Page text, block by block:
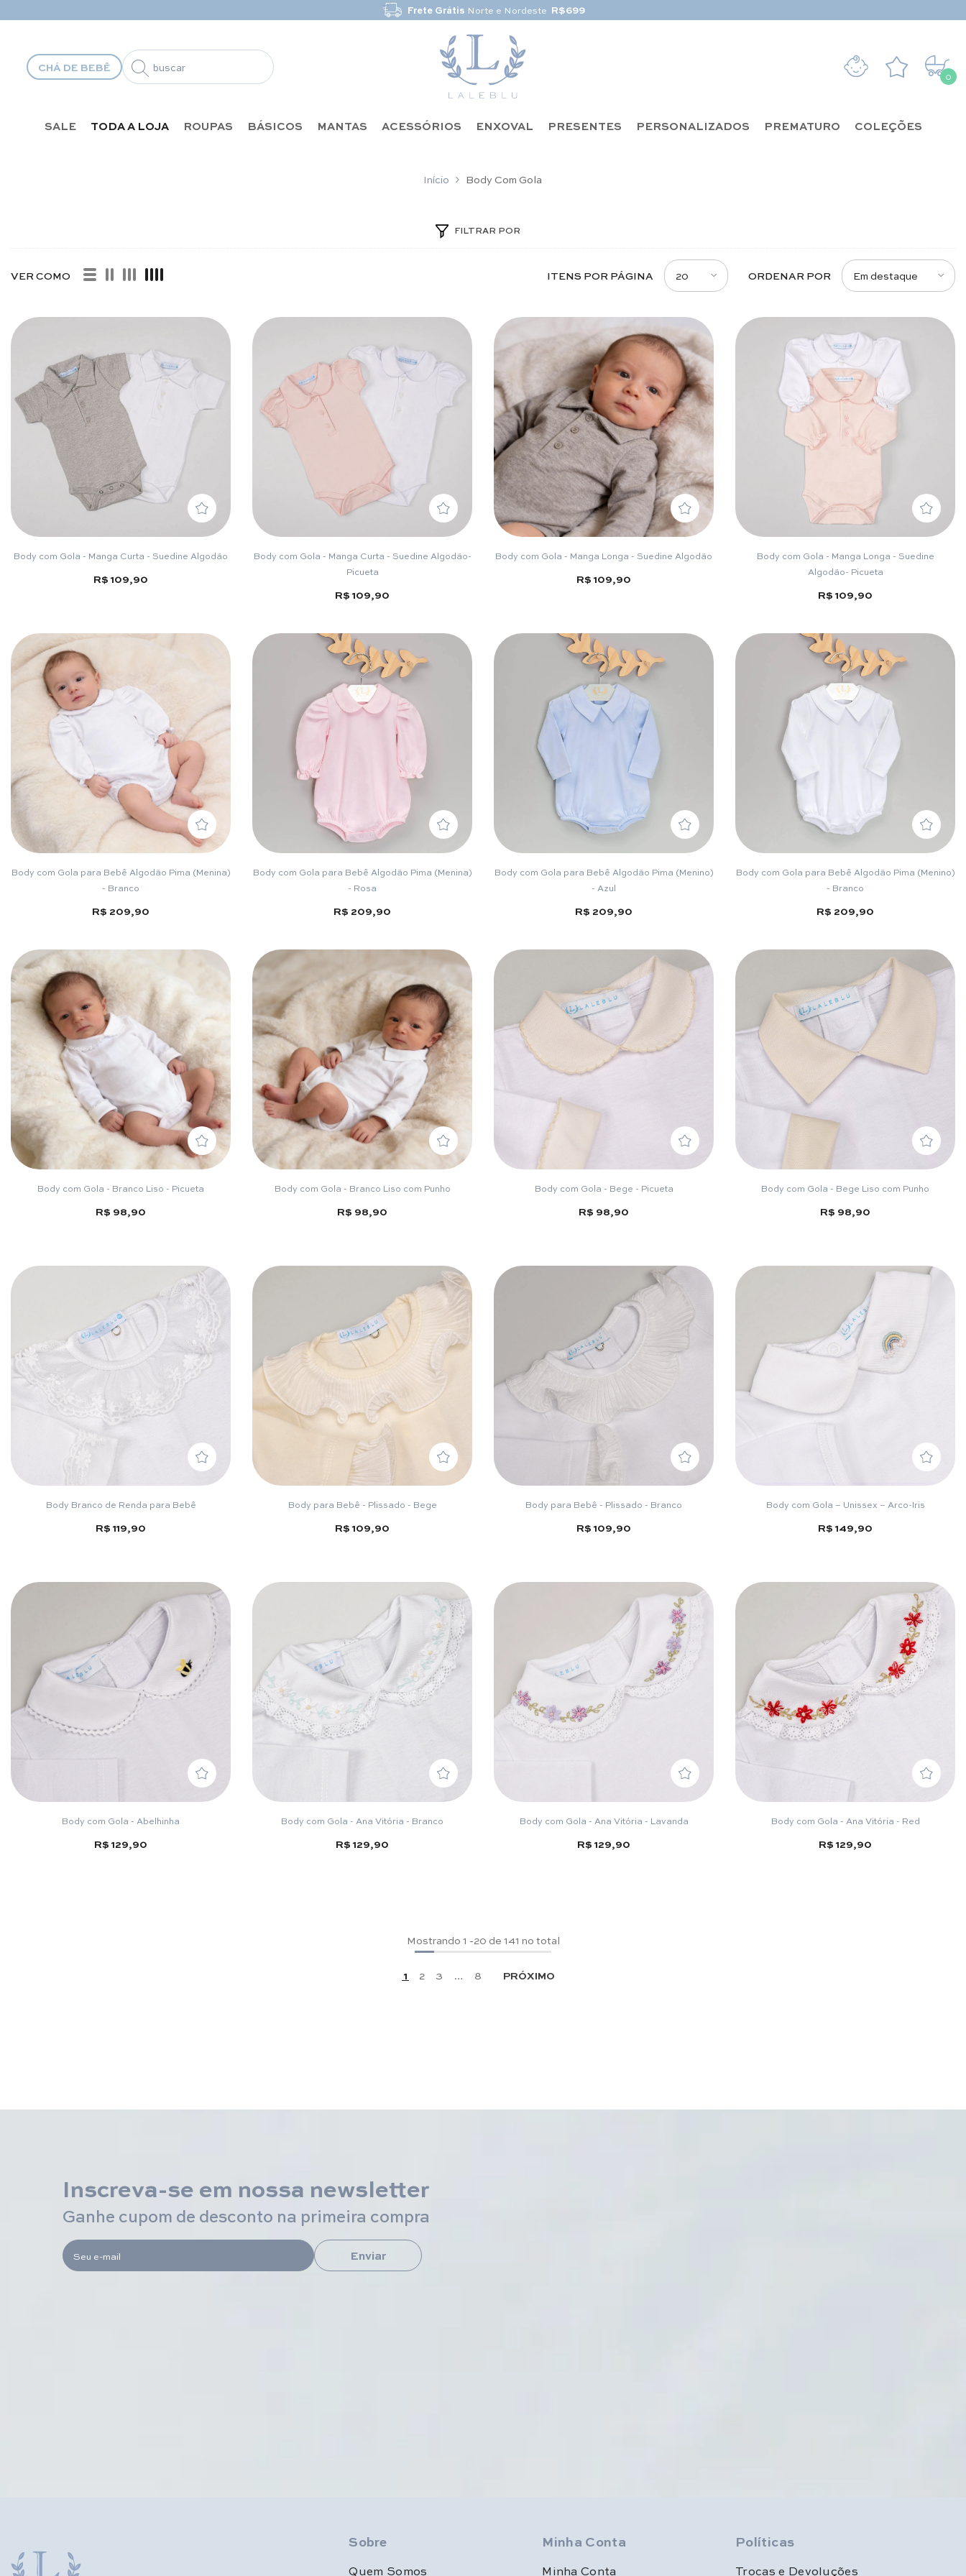
Frete Grátis Norte e Nordeste R$699
CHÁ DE BEBÊ
0
0
SALE TODA A LOJA ROUPAS BÁSICOS MANTAS ACESSÓRIOS ENXOVAL PRESENTES PERSONALIZADOS PREMATURO COLEÇÕES
Início Body Com Gola
FILTRAR POR
VER COMO ITENS POR PÁGINA 20 ORDENAR POR Em destaque
Body com Gola - Manga Curta - Suedine Algodão
R$ 109,90
Body com Gola - Manga Curta - Suedine Algodão-
Picueta
R$ 109,90
Body com Gola - Manga Longa - Suedine Algodão
R$ 109,90
Body com Gola - Manga Longa - Suedine
Algodão- Picueta
R$ 109,90
Body com Gola para Bebê Algodão Pima (Menina)
- Branco
R$ 209,90
Body com Gola para Bebê Algodão Pima (Menina)
- Rosa
R$ 209,90
Body com Gola para Bebê Algodão Pima (Menino)
- Azul
R$ 209,90
Body com Gola para Bebê Algodão Pima (Menino)
- Branco
R$ 209,90
Body com Gola - Branco Liso - Picueta
R$ 98,90
Body com Gola - Branco Liso com Punho
R$ 98,90
Body com Gola - Bege - Picueta
R$ 98,90
Body com Gola - Bege Liso com Punho
R$ 98,90
Body Branco de Renda para Bebê
R$ 119,90
Body para Bebê - Plissado - Bege
R$ 109,90
Body para Bebê - Plissado - Branco
R$ 109,90
Body com Gola – Unissex – Arco-Iris
R$ 149,90
Body com Gola - Abelhinha
R$ 129,90
Body com Gola - Ana Vitória - Branco
R$ 129,90
Body com Gola - Ana Vitória - Lavanda
R$ 129,90
Body com Gola - Ana Vitória - Red
R$ 129,90
Mostrando 1 -20 de 141 no total
1 2 3 … 8 PRÓXIMO
Inscreva-se em nossa newsletter
Ganhe cupom de desconto na primeira compra
Seu e-mail Enviar
Sobre
Quem Somos
Minha Conta
Minha Conta
Políticas
Trocas e Devoluções